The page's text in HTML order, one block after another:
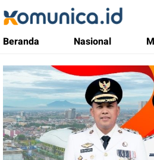
Komunica
Media Informasi Masa Kini
Beranda Nasional